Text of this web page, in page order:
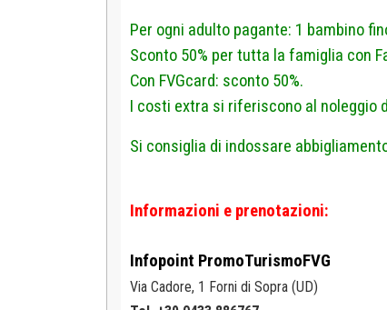
Per ogni adulto pagante: 1 bambino
Sconto 50% per tutta la famiglia con
Con FVGcard: sconto 50%.
I costi extra si riferiscono al noleggio
Si consiglia di indossare
Informazioni e prenotazioni:
Infopoint PromoTurismoFVG
Via Cadore, 1 Forni di Sopra (UD)